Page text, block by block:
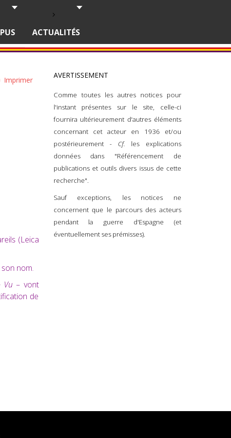
ACTUALITÉS
Imprimer
(Leica
nom.
Vu – vont
de
AVERTISSEMENT
Comme toutes les autres notices pour
l'instant présentes sur le site, celle-ci
fournira ultérieurement d'autres éléments
concernant cet acteur en 1936 et/ou
postérieurement - Cf. les explications
données dans "Référencement de
publications et outils divers issus de cette
recherche".
Sauf exceptions, les notices ne
concernent que le parcours des acteurs
pendant la guerre d'Espagne (et
éventuellement ses prémisses).